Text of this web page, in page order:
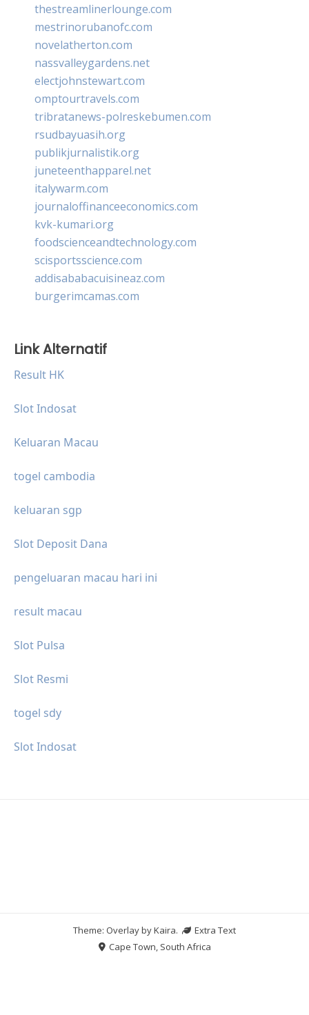
thestreamlinerlounge.com
mestrinorubanofc.com
novelatherton.com
nassvalleygardens.net
electjohnstewart.com
omptourtravels.com
tribratanews-polreskebumen.com
rsudbayuasih.org
publikjurnalistik.org
juneteenthapparel.net
italywarm.com
journaloffinanceeconomics.com
kvk-kumari.org
foodscienceandtechnology.com
scisportsscience.com
addisababacuisineaz.com
burgerimcamas.com
Link Alternatif
Result HK
Slot Indosat
Keluaran Macau
togel cambodia
keluaran sgp
Slot Deposit Dana
pengeluaran macau hari ini
result macau
Slot Pulsa
Slot Resmi
togel sdy
Slot Indosat
Theme: Overlay byKaira.
Extra Text
Cape Town, South Africa